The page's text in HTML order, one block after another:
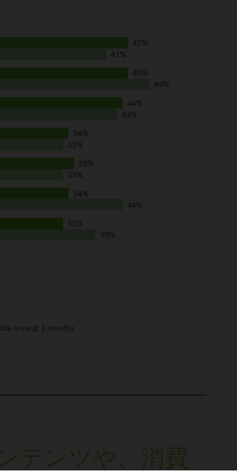
テンツや、消費